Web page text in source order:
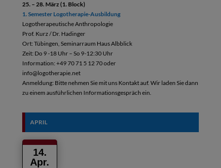
25. – 28. März (1. Block)
1. Semester Logotherapie-Ausbildung
Logotherapeutische Anthropologie
Prof. Kurz / Dr. Hadinger
Ort: Tübingen, Seminarraum Haus Albblick
Zeit: Do 9 -18 Uhr – So 9-12:30 Uhr
Information: +49 70 71 5 12 70 oder
info@logotherapie.net
Anmeldung: Bitte nehmen Sie mit uns Kontakt auf. Wir laden Sie dann
zu einem ausführlichen Informationsgespräch ein.
APRIL
14.
Apr.